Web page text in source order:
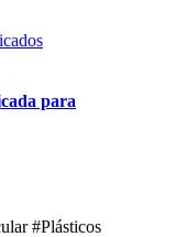
para
#Plásticos